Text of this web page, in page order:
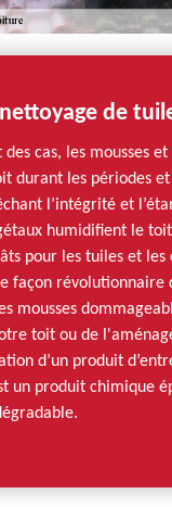
de
cas, les mousses
durant les périodes et
l’intégrité et
humidifient le
pour les tuiles et les
façon révolutionnaire
mousses
toit ou de
d’un produit
un produit chimique